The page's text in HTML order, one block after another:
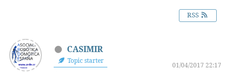
RSS
CASIMIR
Topic starter
01/04/2017 22:17